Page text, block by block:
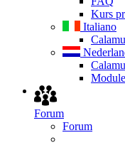
Kurs
Italiano
Module
Forum
Forum